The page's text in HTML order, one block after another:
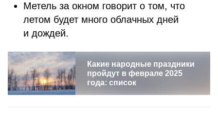
Метель за окном говорит о том, что
летом будет много облачных дней
и дождей.
Какие народные праздники
пройдут в феврале 2025
года: список